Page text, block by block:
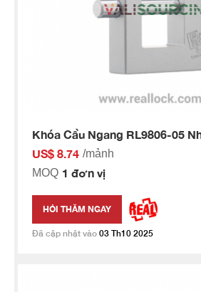
Khóa Cầu Ngang RL9806-05
US$ 8.74 /mảnh
MOQ 1 đơn vị
HỎI THĂM NGAY
Đã cập nhật vào 03 Th10 2025